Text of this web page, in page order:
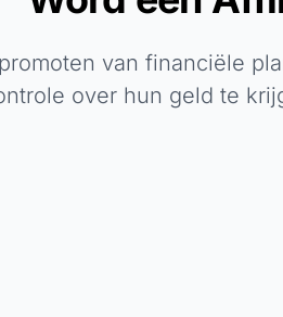
van financiële
over hun geld te